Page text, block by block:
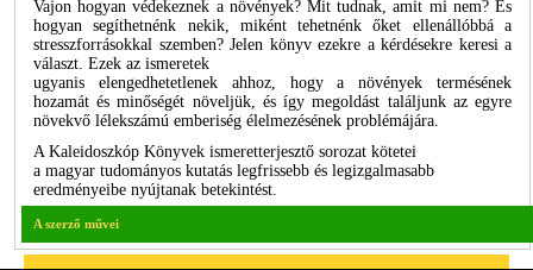
Vajon hogyan védekeznek a növények? Mit tudnak, amit mi nem? És
hogyan segíthetnénk nekik, miként tehetnénk őket ellenállóbbá a
stresszforrásokkal szemben? Jelen könyv ezekre a kérdésekre keresi a
választ. Ezek az ismeretek
ugyanis elengedhetetlenek ahhoz, hogy a növények termésének
hozamát és minőségét növeljük, és így megoldást találjunk az egyre
növekvő lélekszámú emberiség élelmezésének problémájára.
A Kaleidoszkóp Könyvek ismeretterjesztő sorozat kötetei
a magyar tudományos kutatás legfrissebb és legizgalmasabb
eredményeibe nyújtanak betekintést.
A szerző művei